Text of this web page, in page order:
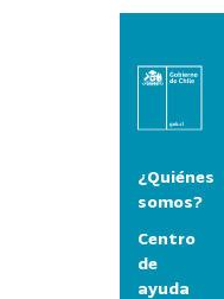
¿Quiénes
somos?
Centro
de
ayuda